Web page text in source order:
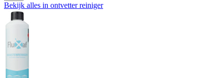
Bekijk alles in ontvetter reiniger